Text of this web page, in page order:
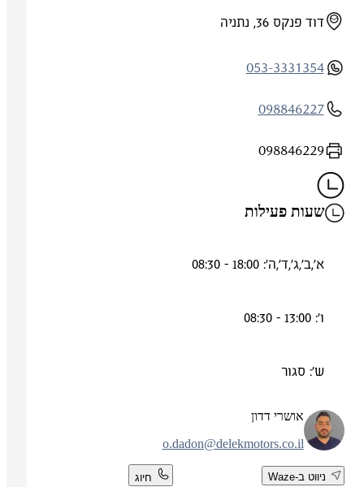
דוד פנקס 36, נתניה
053-3331354
098846227
098846229
שעות פעילות
א',ב',ג',ד',ה': 18:00 - 08:30
ש': סגור
אושרי דדון
o.dadon@delekmotors.co.il
ניווט ב-Waze חיוג